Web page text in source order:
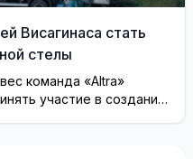
Висагинаса стать
стелы
команда «Altra»
участие в создании